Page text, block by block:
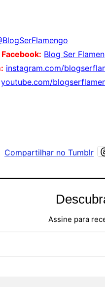
Blog Ser
instagram.com/
youtube.com/
Compartilhar no Tumblr
Assine para